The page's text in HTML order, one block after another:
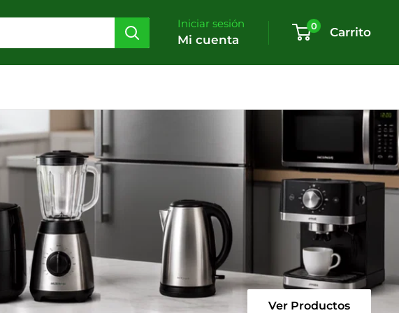
Iniciar sesión
Mi cuenta
0 Carrito
Ver Productos